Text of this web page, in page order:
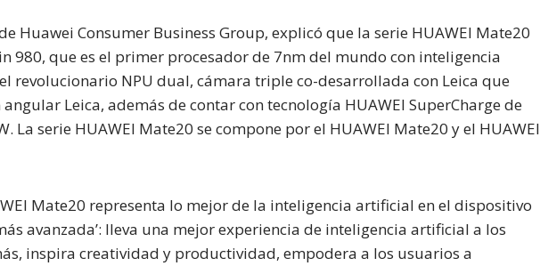
Huawei Consumer Business Group, explicó que la serie HUAWEI Mate20
980, que es el primer procesador de 7nm del mundo con inteligencia
revolucionario NPU dual, cámara triple co-desarrollada con Leica que
Leica, además de contar con tecnología HUAWEI SuperCharge de
La serie HUAWEI Mate20 se compone por el HUAWEI Mate20 y el HUAWEI
Mate20 representa lo mejor de la inteligencia artificial en el dispositivo
avanzada’: lleva una mejor experiencia de inteligencia artificial a los
inspira creatividad y productividad, empodera a los usuarios a